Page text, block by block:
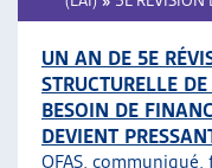
UN AN DE 5E
STRUCTURELLE
BESOIN DE
DEVIENT
OFAS,